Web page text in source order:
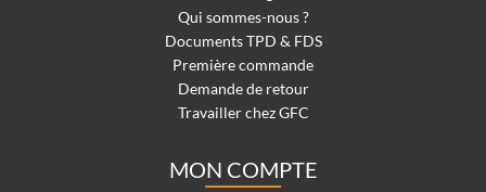
Qui sommes-nous ?
Documents TPD & FDS
Première commande
Demande de retour
Travailler chez GFC
MON COMPTE